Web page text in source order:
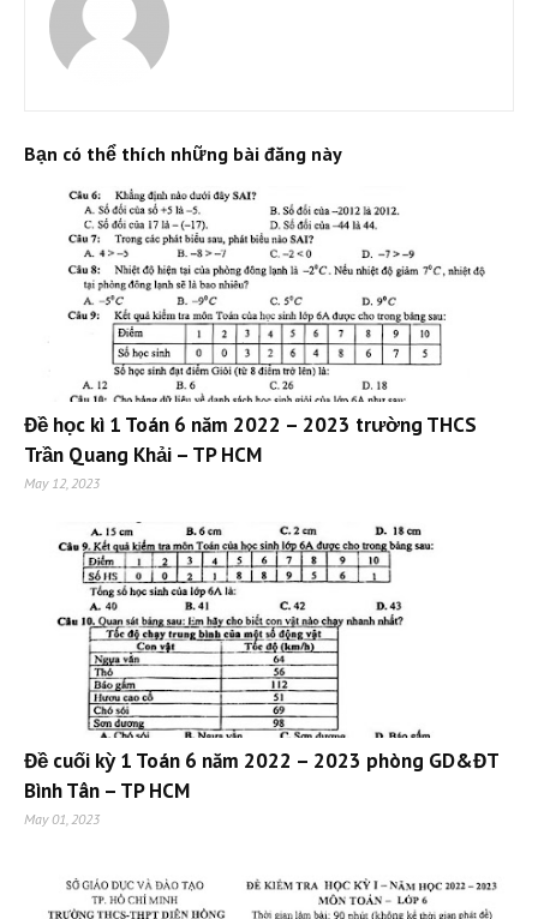
Bạn có thể thích những bài đăng này
Đề học kì 1 Toán 6 năm 2022 – 2023 trường THCS
Trần Quang Khải – TP HCM
May 12, 2023
Đề cuối kỳ 1 Toán 6 năm 2022 – 2023 phòng GD&ĐT
Bình Tân – TP HCM
May 01, 2023